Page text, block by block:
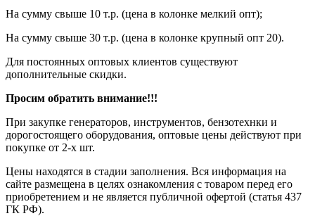
На сумму свыше 10 т.р. (цена в колонке мелкий опт);
На сумму свыше 30 т.р. (цена в колонке крупный опт 20).
Для постоянных оптовых клиентов существуют
дополнительные скидки.
Просим обратить внимание!!!
При закупке генераторов, инструментов, бензотехнки и
дорогостоящего оборудования, оптовые цены действуют при
покупке от 2-х шт.
Цены находятся в стадии заполнения. Вся информация на
сайте размещена в целях ознакомления с товаром перед его
приобретением и не является публичной офертой (статья 437
ГК РФ).